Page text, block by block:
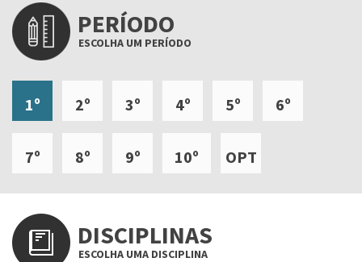
PERÍODO
ESCOLHA UM PERÍODO
1º 2º 3º 4º 5º 6º
7º 8º 9º 10º OPT
DISCIPLINAS
ESCOLHA UMA DISCIPLINA